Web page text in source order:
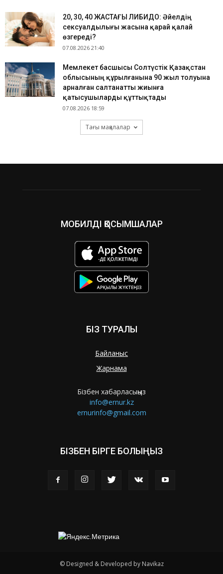
​20, 30, 40 ЖАСТАҒЫ ЛИБИДО: Әйелдің
сексуалдылығы жасына қарай қалай
өзгереді?
07.08.2026 21:40
Мемлекет басшысы Солтүстік Қазақстан
облысының құрылғанына 90 жыл толуына
арналған салтанатты жиынға
қатысушыларды құттықтады
07.08.2026 18:59
Тағы мақалалар
МОБИЛДІ ҚОСЫМШАЛАР
БІЗ ТУРАЛЫ
Байланыс
Жарнама
Бізбен хабарласыңыз
info@ernur.kz
ernurinfo@gmail.com
БІЗБЕН БІРГЕ БОЛЫҢЫЗ
© Designed & Developed by Navikaz